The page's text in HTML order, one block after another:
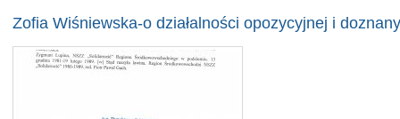
Zofia Wiśniewska-o działalności opozycyjnej i